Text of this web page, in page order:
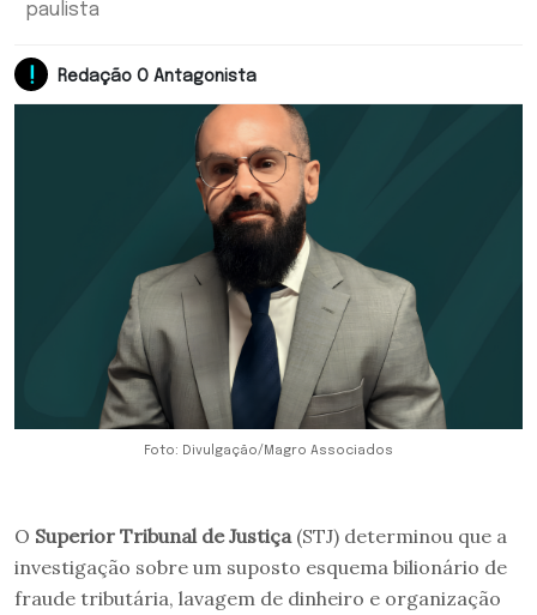
paulista
Redação O Antagonista
Foto: Divulgação/Magro Associados
O Superior Tribunal de Justiça (STJ) determinou que a
investigação sobre um suposto esquema bilionário de
fraude tributária, lavagem de dinheiro e organização